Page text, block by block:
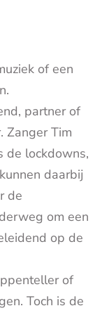
of een
partner of
Zanger Tim
de lockdowns,
daarbij
de
om een
op de
of
Toch is de